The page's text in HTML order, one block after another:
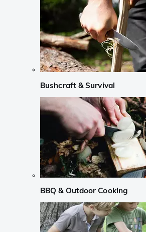
Bushcraft & Survival
BBQ & Outdoor Cooking